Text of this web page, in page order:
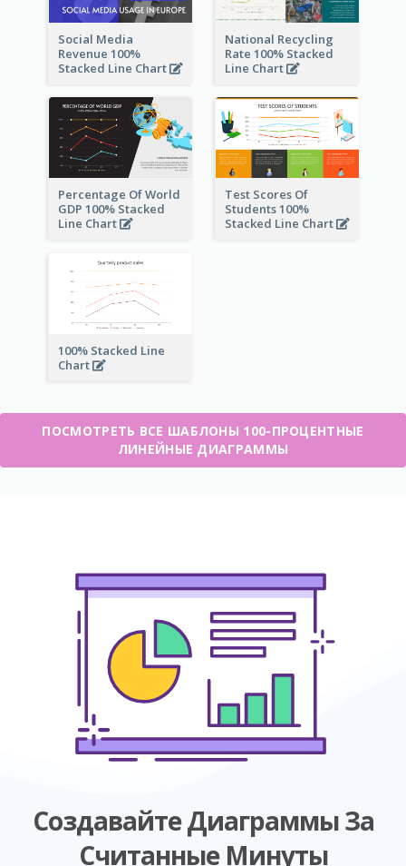
Social Media
Revenue 100%
Stacked Line Chart
National Recycling
Rate 100% Stacked
Line Chart
Percentage Of World
GDP 100% Stacked
Line Chart
Test Scores Of
Students 100%
Stacked Line Chart
100% Stacked Line
Chart
ПОСМОТРЕТЬ ВСЕ ШАБЛОНЫ 100-ПРОЦЕНТНЫЕ
ЛИНЕЙНЫЕ ДИАГРАММЫ
Создавайте Диаграммы За
Считанные Минуты